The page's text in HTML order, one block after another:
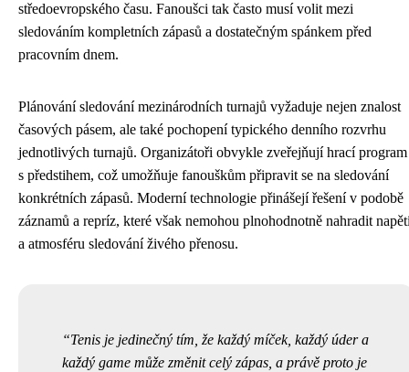
středoevropského času. Fanoušci tak často musí volit mezi
sledováním kompletních zápasů a dostatečným spánkem před
pracovním dnem.
Plánování sledování mezinárodních turnajů vyžaduje nejen znalost
časových pásem, ale také pochopení typického denního rozvrhu
jednotlivých turnajů. Organizátoři obvykle zveřejňují hrací program
s předstihem, což umožňuje fanouškům připravit se na sledování
konkrétních zápasů. Moderní technologie přinášejí řešení v podobě
záznamů a repríz, které však nemohou plnohodnotně nahradit
a atmosféru sledování živého přenosu.
Tenis je jedinečný tím, že každý míček, každý úder a
každý game může změnit celý zápas, a právě proto je